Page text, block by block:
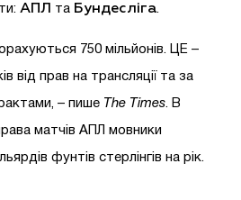
АПЛ та Бундесліга
750 мільйонів. ЦЕ –
від прав на трансляції та за
– пише The Times . В
матчів АПЛ мовники
фунтів стерлінгів на рік.